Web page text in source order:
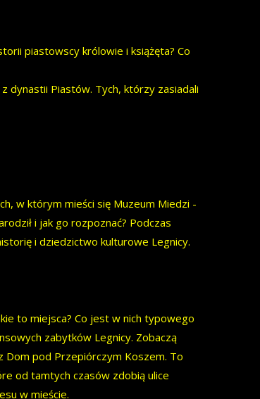
piastowscy królowie i książęta? Co
dynastii Piastów. Tych, którzy zasiadali
w którym mieści się Muzeum Miedzi -
i jak go rozpoznać? Podczas
i dziedzictwo kulturowe Legnicy.
to miejsca? Co jest w nich typowego
zabytków Legnicy. Zobaczą
Dom pod Przepiórczym Koszem. To
od tamtych czasów zdobią ulice
w mieście.